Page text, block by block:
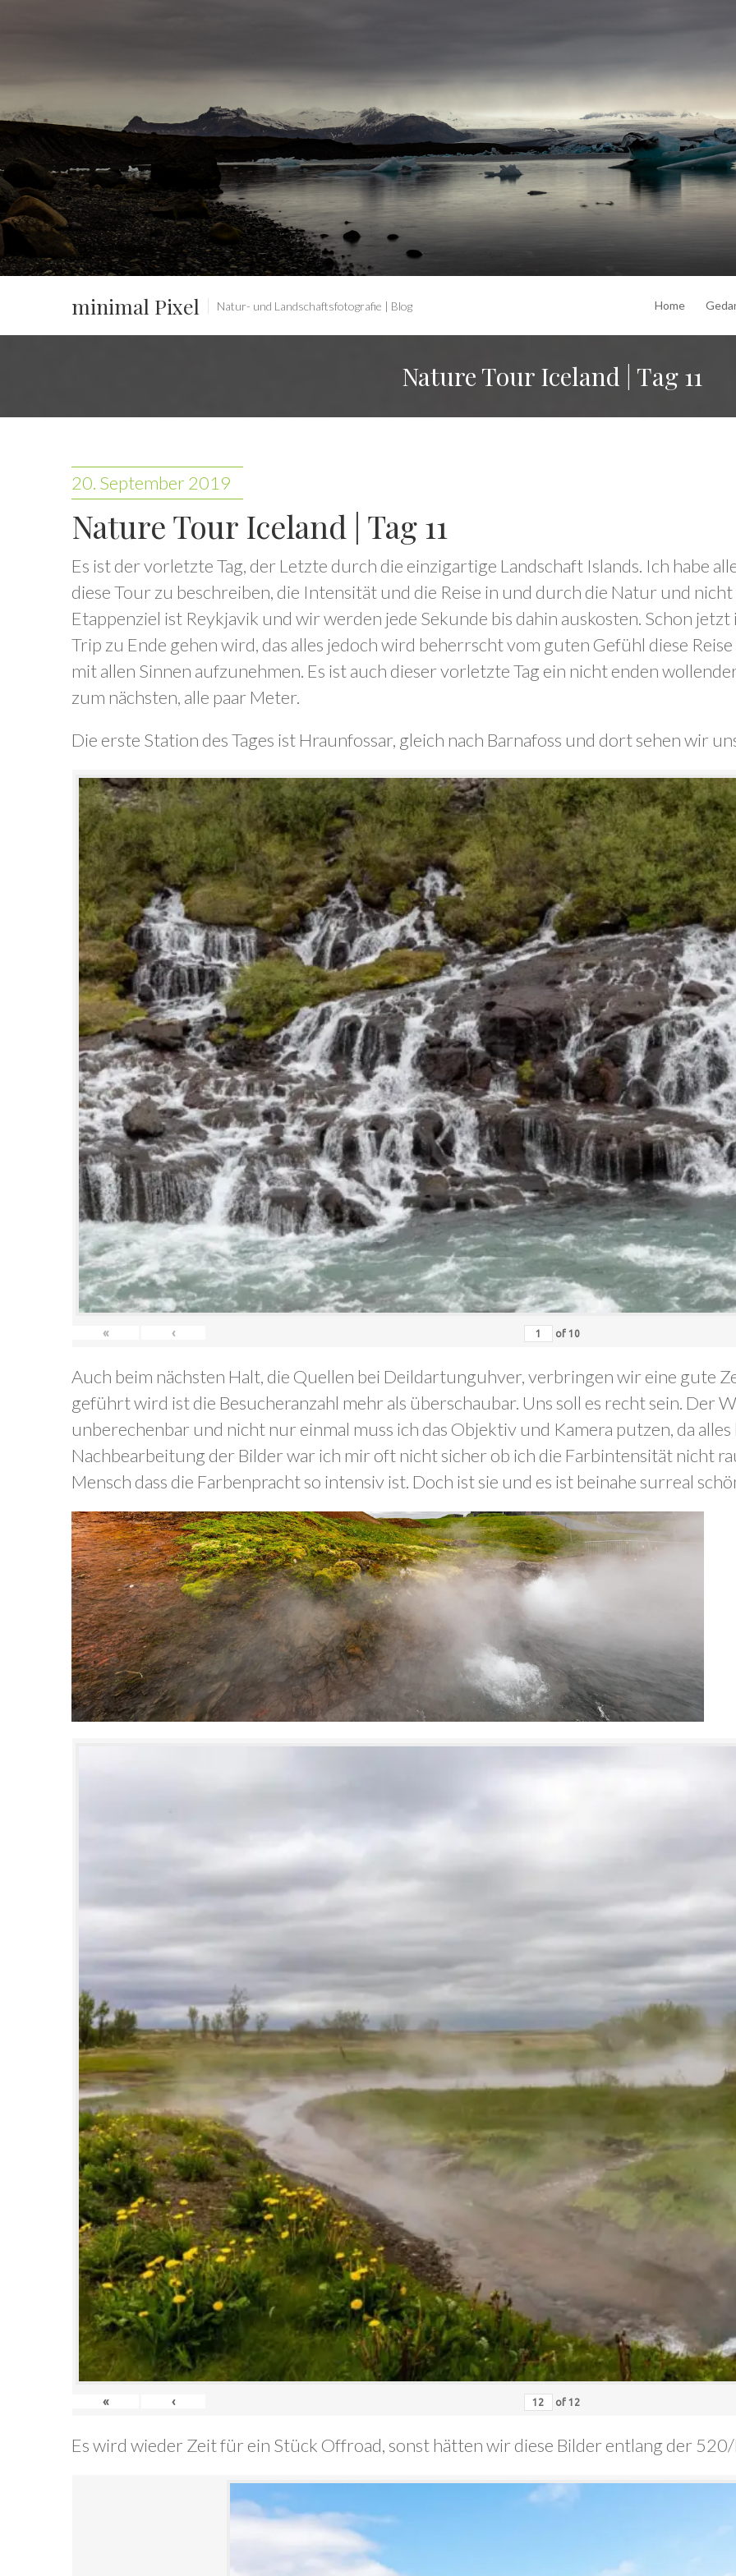
minimal Pixel Natur- und Landschaftsfotografie | Blog Home
Nature Tour Iceland | Tag 11
20. September 2019
Nature Tour Iceland | Tag 11
Es ist der vorletzte Tag, der Letzte durch die einzigartige Landschaft Islands. Ich habe
diese Tour zu beschreiben, die Intensität und die Reise in und durch die Natur und
Etappenziel ist Reykjavik und wir werden jede Sekunde bis dahin auskosten. Schon
Trip zu Ende gehen wird, das alles jedoch wird beherrscht vom guten Gefühl diese
mit allen Sinnen aufzunehmen. Es ist auch dieser vorletzte Tag ein nicht enden
zum nächsten, alle paar Meter.
Die erste Station des Tages ist Hraunfossar, gleich nach Barnafoss und dort sehen wir
« ‹ of 10
Auch beim nächsten Halt, die Quellen bei Deildartunguhver, verbringen wir eine gute
geführt wird ist die Besucheranzahl mehr als überschaubar. Uns soll es recht sein. Der
unberechenbar und nicht nur einmal muss ich das Objektiv und Kamera putzen, da alles
Nachbearbeitung der Bilder war ich mir oft nicht sicher ob ich die Farbintensität nicht
Mensch dass die Farbenpracht so intensiv ist. Doch ist sie und es ist beinahe surreal
« ‹ of 12
Es wird wieder Zeit für ein Stück Offroad, sonst hätten wir diese Bilder entlang der